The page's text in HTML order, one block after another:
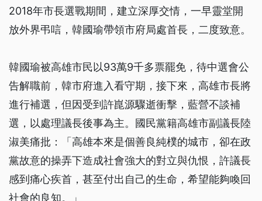
2018年市長選戰期間，建立深厚交情，一早靈堂開
放外界弔唁，韓國瑜帶領市府局處首長，二度致意。
韓國瑜被高雄市民以93萬9千多票罷免，待中選會公
告解職前，韓市府進入看守期，接下來，高雄市長將
進行補選，但因受到許崑源驟逝衝擊，藍營不談補
選，以處理議長後事為主。國民黨籍高雄市副議長陸
淑美痛批：「高雄本來是個善良純樸的城市，卻在政
黨故意的操弄下造成社會強大的對立與仇恨，許議長
感到痛心疾首，甚至付出自己的生命，希望能夠喚回
社會的良知。」